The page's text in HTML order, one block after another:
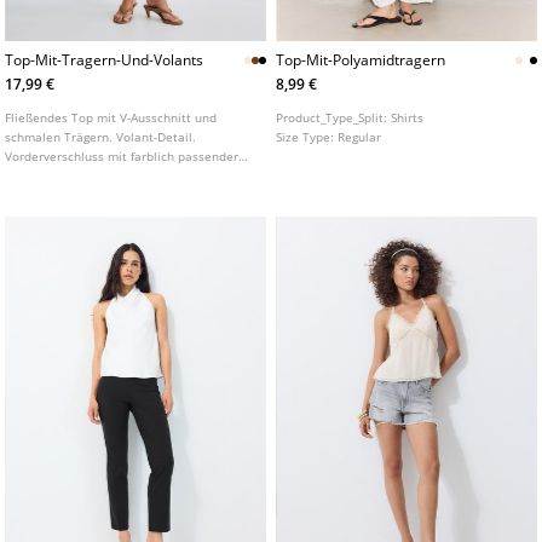
Top-Mit-Tragern-Und-Volants
17,99 €
Fließendes Top mit V-Ausschnitt und
schmalen Trägern. Volant-Detail.
Vorderverschluss mit farblich passender
Top-Mit-Polyamidtragern
8,99 €
Product_Type_Split:Shirts
Size Type: Regular